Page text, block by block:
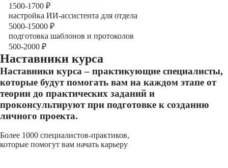
1500-1700 ₽
настройка ИИ-ассистента для отдела
5000-15000 ₽
подготовка шаблонов и протоколов
500-2000 ₽
Наставники курса
Наставники курса – практикующие специалисты,
которые будут помогать вам на каждом этапе от
теории до практических заданий и
проконсультируют при подготовке к созданию
личного проекта.
Более 1000 специалистов-практиков,
которые помогут вам начать карьеру